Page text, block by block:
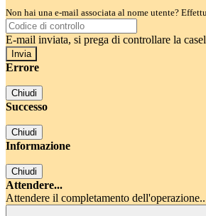
Non hai una e-mail associata al nome utente?
E-mail inviata, si prega di controllare la
Errore
Chiudi
Successo
Chiudi
Informazione
Chiudi
Attendere...
Attendere il completamento